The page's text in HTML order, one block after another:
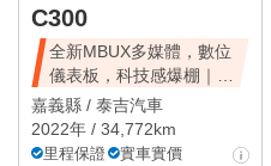
C300
全新MBUX多媒體，數位
儀表板，科技感爆棚｜不
用200萬
嘉義縣 / 泰吉汽車
2022年 / 34,772km
里程保證
實車實價